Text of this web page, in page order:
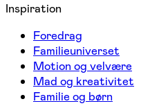
Inspiration
Foredrag
Familieuniverset
Motion og velvære
Mad og kreativitet
Familie og børn